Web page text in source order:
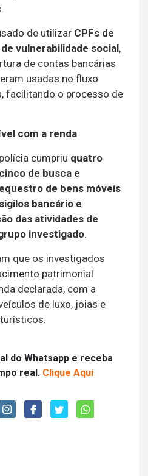
de utilizar CPFs de
vulnerabilidade social,
de contas bancárias
usadas no fluxo
facilitando o processo de
com a renda
cumpriu quatro
de busca e
de bens móveis
bancário e
das atividades de
investigado.
que os investigados
patrimonial
declarada, com a
de luxo, joias e
do Whatsapp e receba
real. Clique Aqui